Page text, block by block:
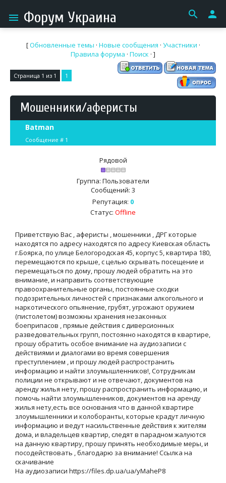
menu Форум Украина search person
[Обновленные темы · Новые сообщения · Участники ·
Правила форума · Поиск · ]
Страница 1 из 1 1
Мошенники/аферисты
Batman
Сообщение # 1
Рядовой
Группа: Пользователи
Сообщений: 3
Репутация: 0
Статус: Offline
Приветствую Вас , аферисты , мошенники , ДРГ которые
находятся по адресу находятся по адресу Киевская область
г.Боярка, по улице Белогородская 45, корпус 5, квартира 180,
перемещаются по крыше, с целью скрывать посещение и
перемещаться по дому, прошу людей обратить на это
внимание, и направить соответствующие
правоохранительные органы, постоянные сходки
подозрительных личностей с признаками алкогольного и
наркотического опьянение, грубят, угрожают оружием
(пистолетом) возможны хранения незаконных
боеприпасов , прямые действия с диверсионных
разведовательных групп, постоянно находятся в квартире,
прошу обратить особое внимание на аудиозаписи с
действиями и диалогами во время совершения
преступлением , и прошу людей распространить
информацию и найти злоумышленников!, Сотрудникам
полиции не открывают и не отвечают, документов на
аренду жилья нету, прошу распространить информацию, и
помочь найти злоумышленников, документов на аренду
жилья нету,есть все основания что в данной квартире
злоумышленники и колоборанты, которые крадут личную
информацию и ведут насильственные действия к жителям
дома, и владельцев квартир, следят в парадном жалуются
на данную квартиру, прошу принять необходимые меры, и
посодействовать , благодарю за внимание! Ссылка на
скачивание
На аудиозаписи https://files.dp.ua/ua/yMaheP8